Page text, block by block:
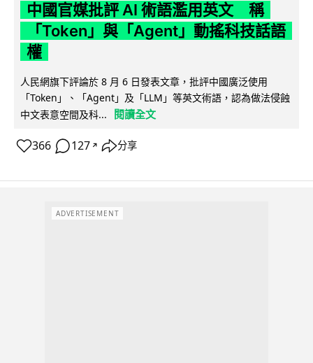
中國官媒批評 AI 術語濫用英文 稱
「Token」與「Agent」動搖科技話語
權
人民網旗下評論於 8 月 6 日發表文章，批評中國廣泛使用
「Token」、「Agent」及「LLM」等英文術語，認為做法侵蝕
中文表意空間及科...
閱讀全文
366 127 ↗ 分享
ADVERTISEMENT